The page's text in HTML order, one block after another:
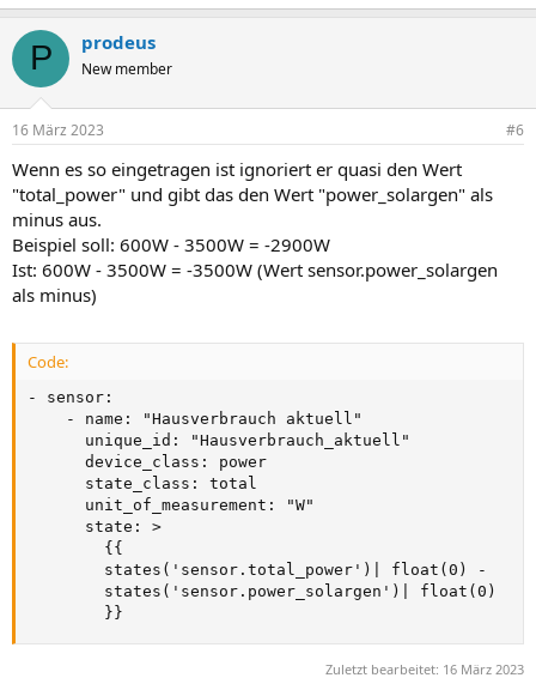
P prodeus
New member
16 März 2023 #6
Wenn es so eingetragen ist ignoriert er quasi den Wert
"total_power" und gibt das den Wert "power_solargen" als
minus aus.
Beispiel soll: 600W - 3500W = -2900W
Ist: 600W - 3500W = -3500W (Wert sensor.power_solargen
als minus)
Code:
- sensor:
    - name: "Hausverbrauch aktuell"
      unique_id: "Hausverbrauch_aktuell"
      device_class: power
      state_class: total
      unit_of_measurement: "W"
      state: >
        {{
        states('sensor.total_power')| float(0) -
        states('sensor.power_solargen')| float(0)
        }}
Zuletzt bearbeitet: 16 März 2023